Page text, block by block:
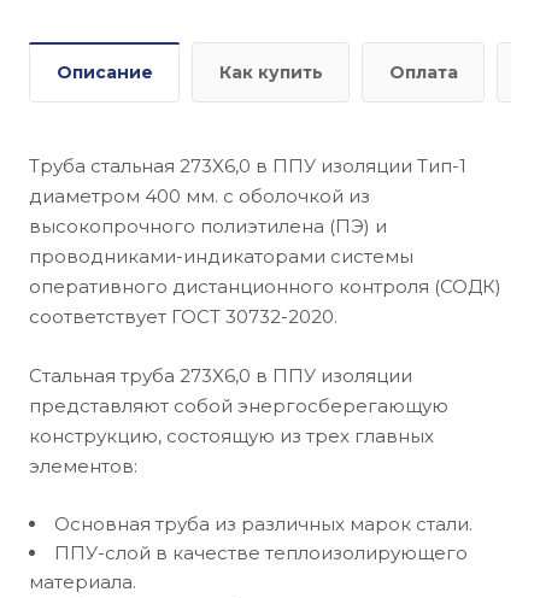
Описание Как купить Оплата
Труба стальная 273X6,0 в ППУ изоляции Тип-1
диаметром 400 мм. с оболочкой из
высокопрочного полиэтилена (ПЭ) и
проводниками-индикаторами системы
оперативного дистанционного контроля (СОДК)
соответствует ГОСТ 30732-2020.
Стальная труба 273X6,0 в ППУ изоляции
представляют собой энергосберегающую
конструкцию, состоящую из трех главных
элементов:
Основная труба из различных марок стали.
ППУ-слой в качестве теплоизолирующего
материала.